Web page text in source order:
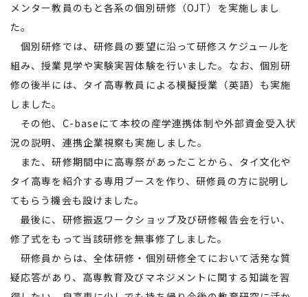
メンター教員のもと各系の個別研修（OJT）を実施しまし
た。
個別研修では、研修員の要望に沿って研修スケジュールを
組み、授業見学や実験実習体験を行いました。なお、個別研
修の後半には、タイ高専教員による模擬授業（英語）も実施
しました。
その他、C-baseにて本校の産学連携体制や外部資金受入状
況の説明、連携企業視察も実施しました。
また、研修期間中に高専祭があったことから、タイ文化や
タイ高専を紹介する専用ブースを作り、研修員の方に説明し
てもらう機会も設けました。
最後に、研修振返ワークショップ及び研修報告会を行い、
修了式をもって当該研修を無事修了しました。
研修員からは、全体研修・個別研修全てにおいて活発な質
疑応答があり、高専教育及びマネジメントに関する知識を習